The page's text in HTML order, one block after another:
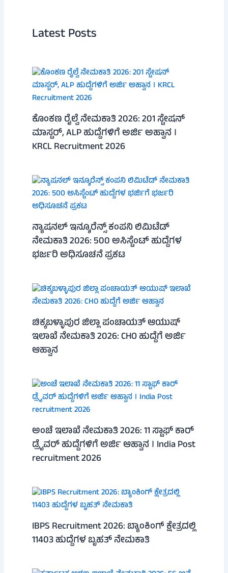
Latest Posts
ಕೊಂಕಣ ರೈಲ್ವೆ ನೇಮಕಾತಿ 2026: 201 ಸ್ಟೇಷನ್
ಮಾಸ್ಟರ್, ALP ಹುದ್ದೆಗಳಿಗೆ ಅರ್ಜಿ ಅಹ್ವಾನ ।
KRCL Recruitment 2026
ನ್ಯಾಷನಲ್ ಇನ್ಶೂರೆನ್ಸ್ ಕಂಪನಿ ಲಿಮಿಟೆಡ್
ನೇಮಕಾತಿ 2026: 500 ಅಸಿಸ್ಟೆಂಟ್ ಹುದ್ದೆಗಳ
ಭರ್ಜರಿ ಅಧಿಸೂಚನೆ ಪ್ರಕಟ
ಚಿಕ್ಕಬಳ್ಳಾಪುರ ಜಿಲ್ಲಾ ಪಂಚಾಯತ್ ಆಯುಷ್
ಇಲಾಖೆ ನೇಮಕಾತಿ 2026: CHO ಹುದ್ದೆಗೆ ಅರ್ಜಿ
ಆಹ್ವಾನ
ಅಂಚೆ ಇಲಾಖೆ ನೇಮಕಾತಿ 2026: 11 ಸ್ಟಾಫ್ ಕಾರ್
ಡ್ರೈವರ್ ಹುದ್ದೆಗಳಿಗೆ ಅರ್ಜಿ ಆಹ್ವಾನ । India Post
recruitment 2026
IBPS Recruitment 2026: ಬ್ಯಾಂಕಿಂಗ್ ಕ್ಷೇತ್ರದಲ್ಲಿ
11403 ಹುದ್ದೆಗಳ ಬೃಹತ್ ನೇಮಕಾತಿ